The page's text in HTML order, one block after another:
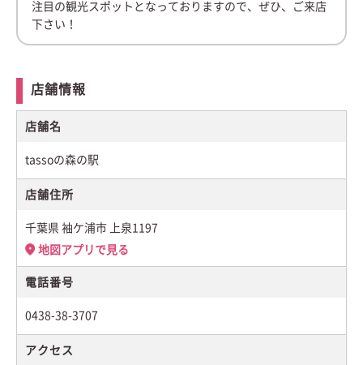
注目の観光スポットとなっておりますので、ぜひ、ご来店
下さい！
店舗情報
店舗名
tassoの森の駅
店舗住所
千葉県 袖ケ浦市 上泉1197
地図アプリで見る
電話番号
0438-38-3707
アクセス